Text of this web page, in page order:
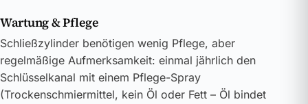
Wartung & Pflege
Schließzylinder benötigen wenig Pflege, aber
regelmäßige Aufmerksamkeit: einmal jährlich den
Schlüsselkanal mit einem Pflege-Spray
(Trockenschmiermittel, kein Öl oder Fett – Öl bindet